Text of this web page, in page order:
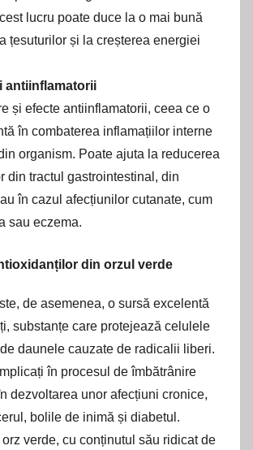
lucru poate duce la o mai bună
țesuturilor și la creșterea energiei
antiinflamatorii
și efecte antiinflamatorii, ceea ce o
în combaterea inflamațiilor interne
organism. Poate ajuta la reducerea
din tractul gastrointestinal, din
în cazul afecțiunilor cutanate, cum
sau eczema.
din orzul verde
de asemenea, o sursă excelentă
substanțe care protejează celulele
daunele cauzate de radicalii liberi.
în procesul de îmbătrânire
dezvoltarea unor afecțiuni cronice,
bolile de inimă și diabetul.
verde, cu conținutul său ridicat de